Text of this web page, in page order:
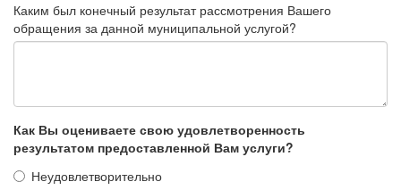
Каким был конечный результат рассмотрения Вашего
обращения за данной муниципальной услугой?
Как Вы оцениваете свою удовлетворенность
результатом предоставленной Вам услуги?
Неудовлетворительно